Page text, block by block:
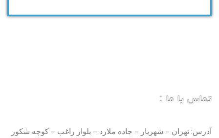
تماس با ما :
آدرس: تهران – شهریار – جاده ملارد – بلوار راغب – کوچه شکور